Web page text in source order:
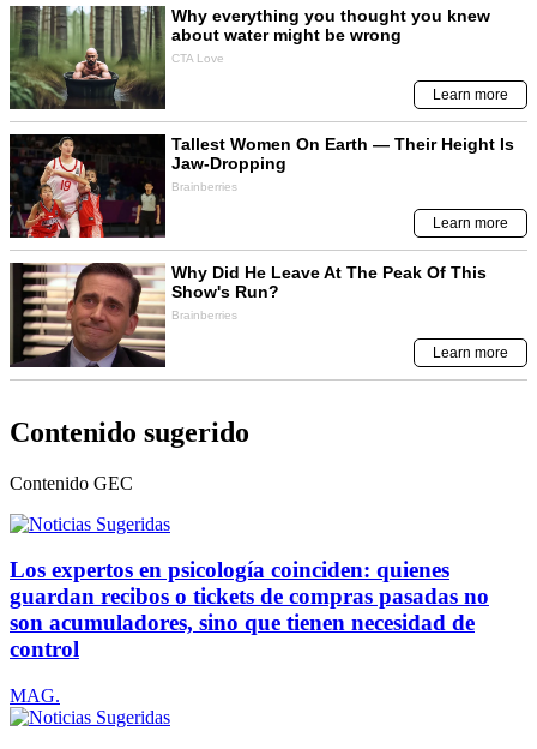
Contenido sugerido
Contenido GEC
Los expertos en psicología coinciden: quienes
guardan recibos o tickets de compras pasadas no
son acumuladores, sino que tienen necesidad de
control
MAG.